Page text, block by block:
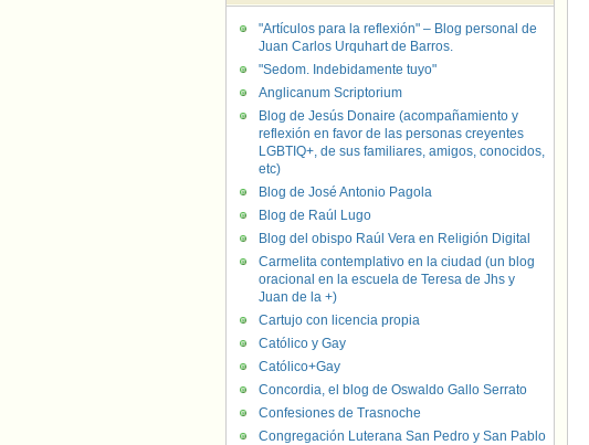
"Artículos para la reflexión" – Blog personal de
Juan Carlos Urquhart de Barros.
"Sedom. Indebidamente tuyo"
Anglicanum Scriptorium
Blog de Jesús Donaire (acompañamiento y
reflexión en favor de las personas creyentes
LGBTIQ+, de sus familiares, amigos, conocidos,
etc)
Blog de José Antonio Pagola
Blog de Raúl Lugo
Blog del obispo Raúl Vera en Religión Digital
Carmelita contemplativo en la ciudad (un blog
oracional en la escuela de Teresa de Jhs y
Juan de la +)
Cartujo con licencia propia
Católico y Gay
Católico+Gay
Concordia, el blog de Oswaldo Gallo Serrato
Confesiones de Trasnoche
Congregación Luterana San Pedro y San Pablo